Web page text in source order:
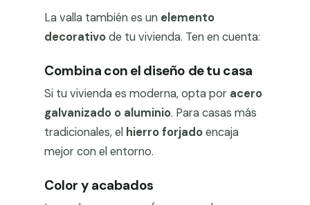
La valla también es un elemento
decorativode tu vivienda. Ten en cuenta:
Combina con el diseño de tu casa
Si tu vivienda es moderna, opta por acero
galvanizado o aluminio. Para casas más
tradicionales, el hierro forjadoencaja
mejor con el entorno.
Color y acabados